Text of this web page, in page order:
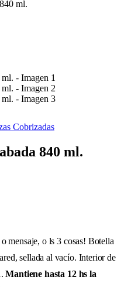
ml.
Cobrizadas
840 ml.
mensaje, o ls 3 cosas! Botella
sellada al vacío. Interior de
Mantiene hasta 12 hs la